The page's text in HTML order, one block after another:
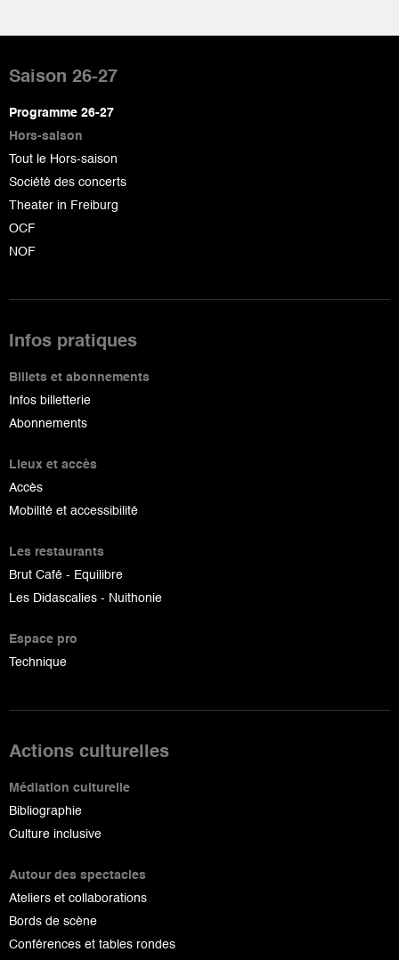
de
page
Saison 26-27
Programme 26-27
Hors-saison
Tout le Hors-saison
Société des concerts
Theater in Freiburg
OCF
NOF
Infos pratiques
Billets et abonnements
Infos billetterie
Abonnements
Lieux et accès
Accès
Mobilité et accessibilité
Les restaurants
Brut Café - Equilibre
Les Didascalies - Nuithonie
Espace pro
Technique
Actions culturelles
Médiation culturelle
Bibliographie
Culture inclusive
Autour des spectacles
Ateliers et collaborations
Bords de scène
Conférences et tables rondes